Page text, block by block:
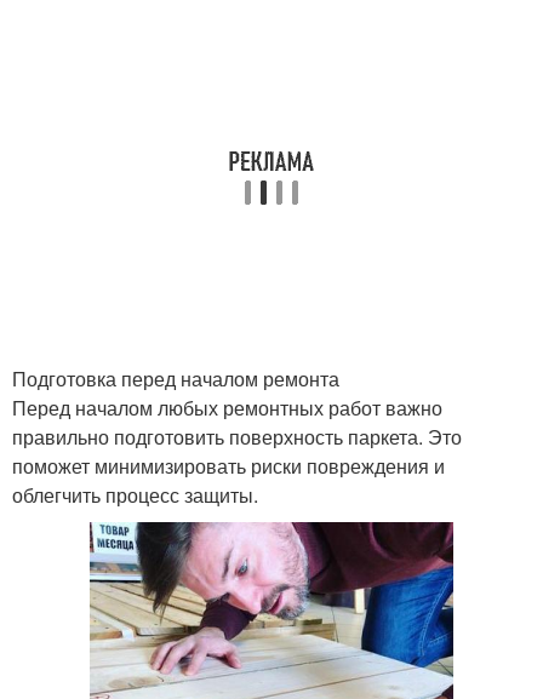
Квартира с
минимальным
бюджетом+перепланировка
Квартиры к ремонту
Ремонт от а Шум для квартиры
Подготовка перед началом ремонта
Перед началом любых ремонтных работ важно
правильно подготовить поверхность паркета. Это
поможет минимизировать риски повреждения и
облегчить процесс защиты.